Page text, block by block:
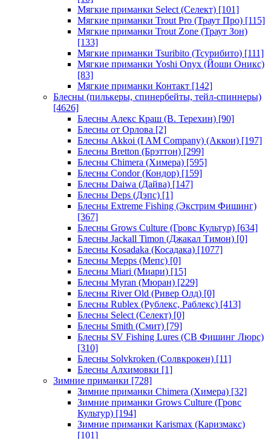
Мягкие приманки Select (Селект) [101]
Мягкие приманки Trout Pro (Траут Про) [115]
Мягкие приманки Trout Zone (Траут Зон)
[133]
Мягкие приманки Tsuribito (Тсурибито) [111]
Мягкие приманки Yoshi Onyx (Йоши Оникс)
[83]
Мягкие приманки Контакт [142]
Блесны (пилькеры, спинербейты, тейл-спиннеры)
[4626]
Блесны Алекс Краш (В. Терехин) [90]
Блесны от Орлова [2]
Блесны Akkoi (I AM Company) (Аккои) [197]
Блесны Bretton (Брэттон) [299]
Блесны Chimera (Химера) [595]
Блесны Condor (Кондор) [159]
Блесны Daiwa (Дайва) [147]
Блесны Deps (Дэпс) [1]
Блесны Extreme Fishing (Экстрим Фишинг)
[367]
Блесны Grows Culture (Гровс Культур) [634]
Блесны Jackall Timon (Джакал Тимон) [0]
Блесны Kosadaka (Косадака) [1077]
Блесны Mepps (Мепс) [0]
Блесны Miari (Миари) [15]
Блесны Myran (Мюран) [229]
Блесны River Old (Ривер Олд) [0]
Блесны Rublex (Рублекс, Раблекс) [413]
Блесны Select (Селект) [0]
Блесны Smith (Смит) [79]
Блесны SV Fishing Lures (СВ Фишинг Люрс)
[310]
Блесны Solvkroken (Солвкрокен) [11]
Блесны Алхимовки [1]
Зимние приманки [728]
Зимние приманки Chimera (Химера) [32]
Зимние приманки Grows Culture (Гровс
Культур) [194]
Зимние приманки Karismax (Каризмакс)
[101]